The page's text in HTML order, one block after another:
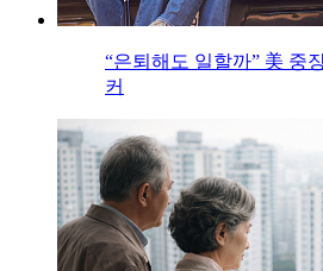
“은퇴해도 일할까” 美 중
커